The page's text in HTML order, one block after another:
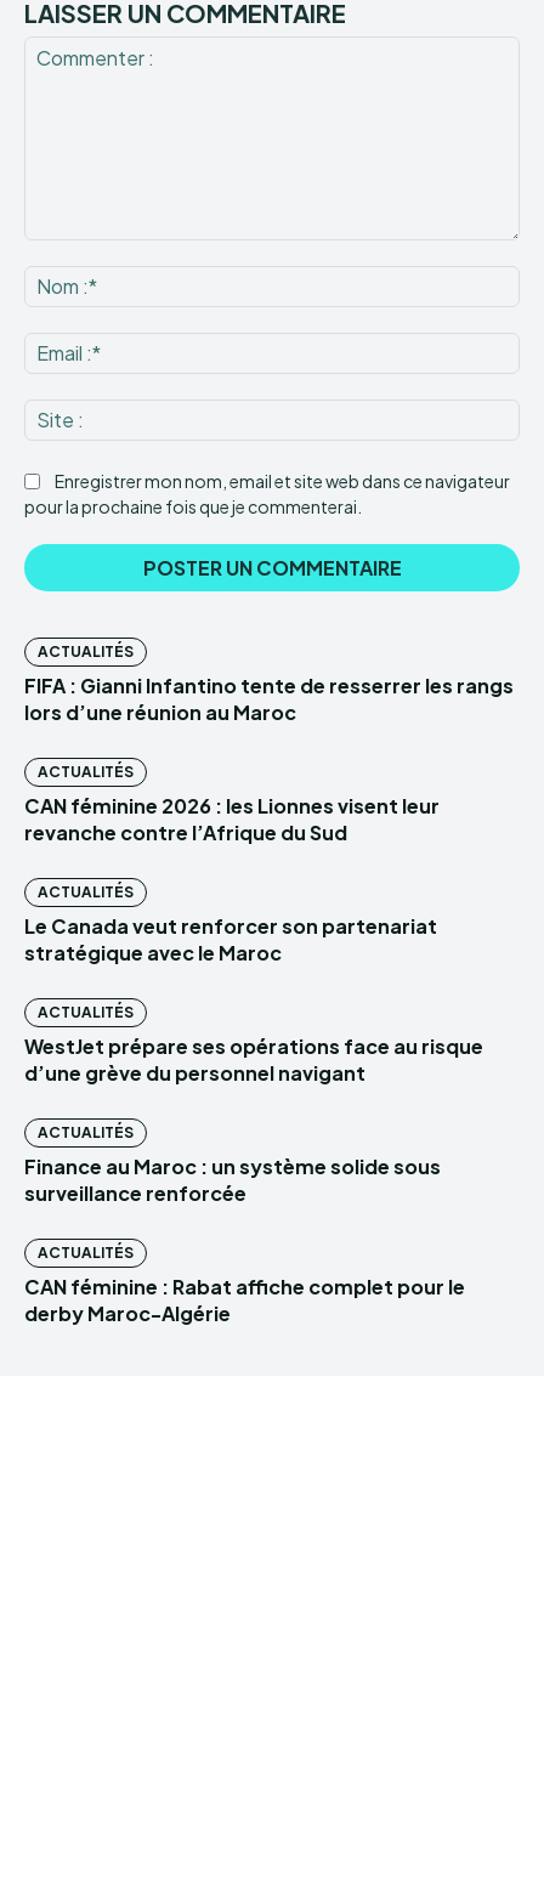
LAISSER UN COMMENTAIRE
:*
:*
:
Enregistrer mon nom, email et site web dans ce navigateur
pour la prochaine fois que je commenterai.
ACTUALITÉS
FIFA : Gianni Infantino tente de resserrer les rangs
lors d’une réunion au Maroc
ACTUALITÉS
CAN féminine 2026 : les Lionnes visent leur
revanche contre l’Afrique du Sud
ACTUALITÉS
Le Canada veut renforcer son partenariat
stratégique avec le Maroc
ACTUALITÉS
WestJet prépare ses opérations face au risque
d’une grève du personnel navigant
ACTUALITÉS
Finance au Maroc : un système solide sous
surveillance renforcée
ACTUALITÉS
CAN féminine : Rabat affiche complet pour le
derby Maroc-Algérie